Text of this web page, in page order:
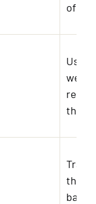
of
Used
the
the